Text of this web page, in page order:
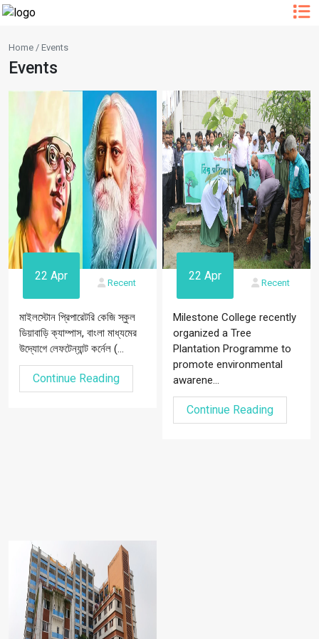
Home / Events
Events
22 Apr
Recent
মাইলস্টোন প্রিপারেটরি কেজি স্কুল
ডিয়াবাড়ি ক্যাম্পাস, বাংলা মাধ্যমের
উদ্যোগে লেফটেন্যান্ট কর্নেল (...
Continue Reading
22 Apr
Recent
Milestone College recently
organized a Tree
Plantation Programme to
promote environmental
awarene...
Continue Reading